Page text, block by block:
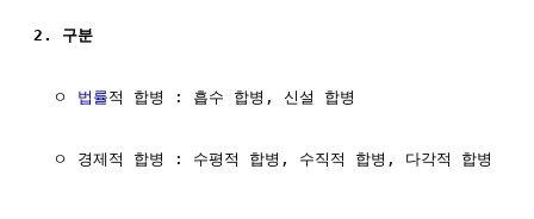
2. 구분
  ㅇ
법률적 합병 : 흡수 합병, 신설 합병